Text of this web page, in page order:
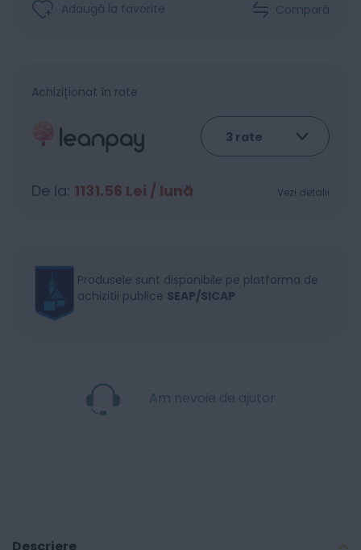
Adaugă la favorite Compară
Achiziționat în rate
De la: 1131.56 Lei / lună Vezi detalii
Produsele sunt disponibile pe platforma de
achizitii publice SEAP/SICAP
Am nevoie de ajutor